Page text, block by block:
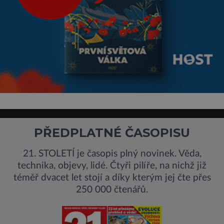
PŘEDPLATNÉ ČASOPISU
21. STOLETÍ je časopis plný novinek. Věda,
technika, objevy, lidé. Čtyři pilíře, na nichž již
téměř dvacet let stojí a díky kterým jej čte přes
250 000 čtenářů.